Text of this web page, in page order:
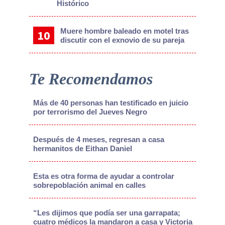
Histórico
Muere hombre baleado en motel tras
discutir con el exnovio de su pareja
Te Recomendamos
Más de 40 personas han testificado en juicio
por terrorismo del Jueves Negro
Después de 4 meses, regresan a casa
hermanitos de Eithan Daniel
Esta es otra forma de ayudar a controlar
sobrepoblación animal en calles
“Les dijimos que podía ser una garrapata;
cuatro médicos la mandaron a casa y Victoria